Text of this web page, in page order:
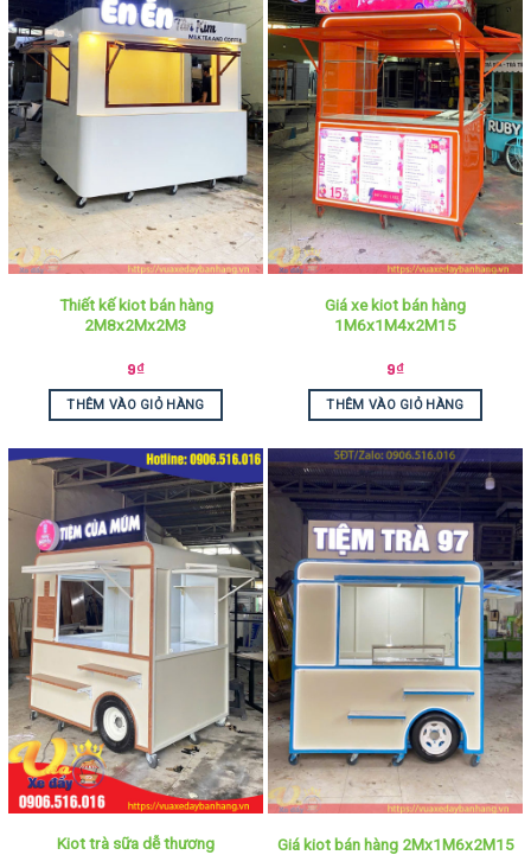
Thiết kế kiot bán hàng
2M8x2Mx2M3
9₫
THÊM VÀO GIỎ HÀNG
Giá xe kiot bán hàng
1M6x1M4x2M15
9₫
THÊM VÀO GIỎ HÀNG
Kiot trà sữa dễ thương
Giá kiot bán hàng 2Mx1M6x2M15